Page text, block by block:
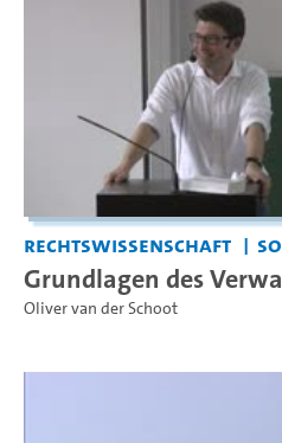
Rechtswissenschaft
Grundlagen des
Oliver van der Schoot